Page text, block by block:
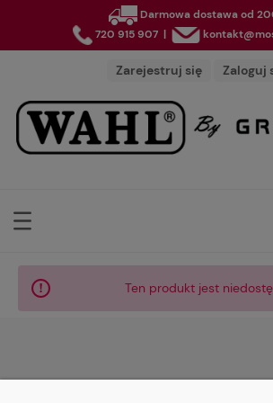
Darmowa dostawa od
720 915 907 |
Zarejestruj się Zaloguj
Ten produkt jest
MOJE KONTO